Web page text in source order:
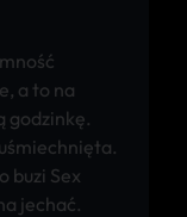
a to na
godzinkę.
buzi Sex
jechać.